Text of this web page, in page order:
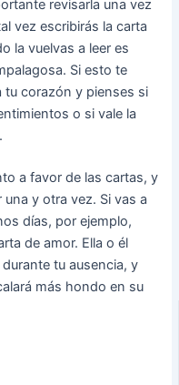
revisarla una vez
vez escribirás la carta
la vuelvas a leer es
Si esto te
tu corazón y pienses si
o si vale la
a favor de las cartas, y
y otra vez. Si vas a
días, por ejemplo,
de amor. Ella o él
tu ausencia, y
más hondo en su